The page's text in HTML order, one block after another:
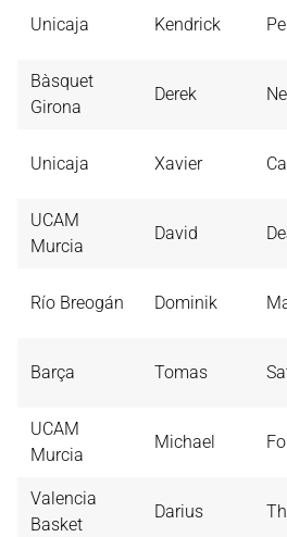
Unicaja Kendrick
Bàsquet
Girona
Derek
Unicaja Xavier
UCAM
Murcia
David
Río Breogán Dominik
Barça Tomas
UCAM
Murcia
Michael
Valencia
Basket
Darius